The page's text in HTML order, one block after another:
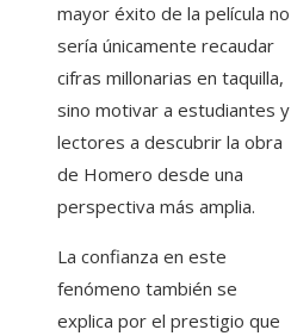
mayor éxito de la película no
sería únicamente recaudar
cifras millonarias en taquilla,
sino motivar a estudiantes y
lectores a descubrir la obra
de Homero desde una
perspectiva más amplia.
La confianza en este
fenómeno también se
explica por el prestigio que